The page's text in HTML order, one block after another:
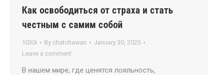
Как освободиться от страха и стать
честным с самим собой
1030i By chatchawan
January 30, 2025
Leave a comment
В нашем мире, где ценятся лояльность,